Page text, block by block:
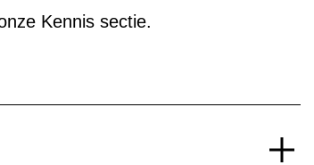
Kennis sectie.